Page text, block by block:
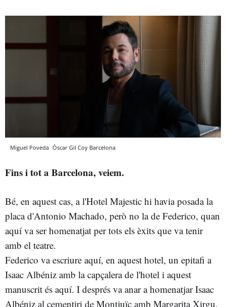
Miguel Poveda Òscar Gil Coy Barcelona
Fins i tot a Barcelona, veiem.
Bé, en aquest cas, a l'Hotel Majestic hi havia posada la
placa d'Antonio Machado, però no la de Federico, quan
aquí va ser homenatjat per tots els èxits que va tenir
amb el teatre.
Federico va escriure aquí, en aquest hotel, un epitafi a
Isaac Albéniz amb la capçalera de l'hotel i aquest
manuscrit és aquí. I després va anar a homenatjar Isaac
Albéniz al cementiri de Montjuïc amb Margarita Xirgu.